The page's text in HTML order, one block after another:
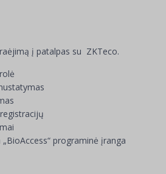
į patalpas su ZKTeco.
programinė įranga